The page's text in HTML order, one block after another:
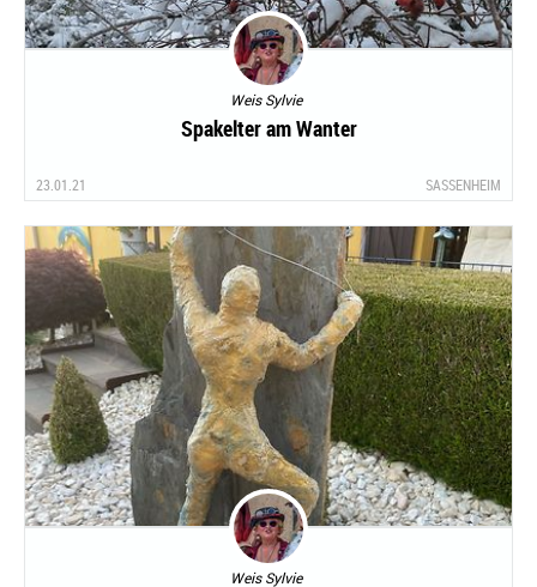
Weis Sylvie
Spakelter am Wanter
23.01.21 SASSENHEIM
Weis Sylvie